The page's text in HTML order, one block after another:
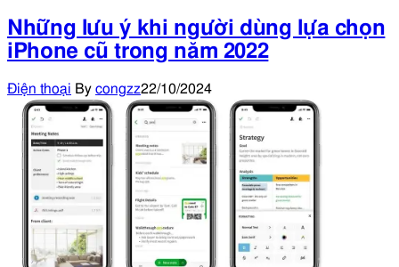
Những lưu ý khi người dùng lựa chọn
iPhone cũ trong năm 2022
Điện thoại By congzz22/10/2024